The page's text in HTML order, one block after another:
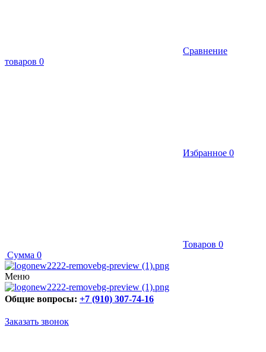
Сравнение
товаров 0
Избранное 0
Товаров 0
Сумма 0
Меню
Общие вопросы: +7 (910) 307-74-16
Заказать звонок